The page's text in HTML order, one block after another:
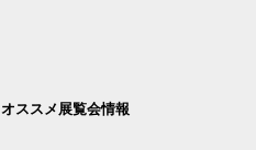
オススメ展覧会情報